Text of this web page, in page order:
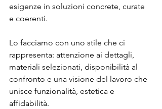
esigenze in soluzioni concrete, curate
e coerenti.
Lo facciamo con uno stile che ci
rappresenta: attenzione ai dettagli,
materiali selezionati, disponibilità al
confronto e una visione del lavoro che
unisce funzionalità, estetica e
affidabilità.